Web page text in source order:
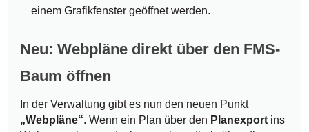
einem Grafikfenster geöffnet werden.
Neu: Webpläne direkt über den FMS-
Baum öffnen
In der Verwaltung gibt es nun den neuen Punkt
„Webpläne“. Wenn ein Plan über den Planexport ins